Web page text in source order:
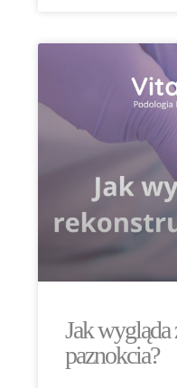
Jak wygląda
paznokcia?